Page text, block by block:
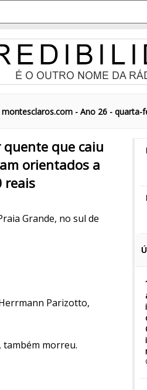
montesclaros.com - Ano 26 - quarta-
que caiu
orientados a
reais
Grande, no sul de
Parizotto,
também morreu.